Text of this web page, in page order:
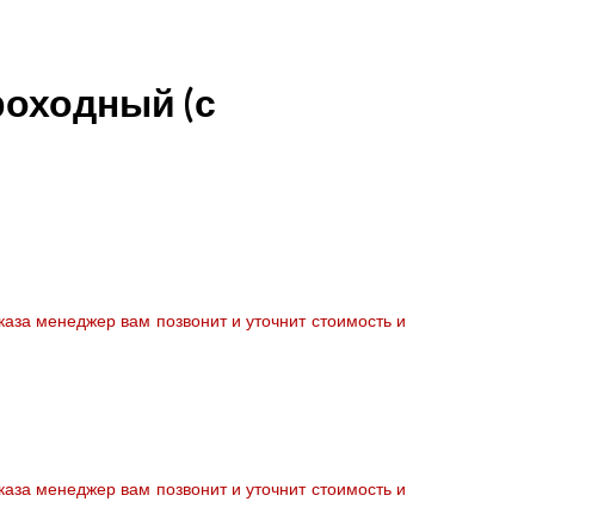
(с
менеджер вам позвонит и уточнит стоимость и
менеджер вам позвонит и уточнит стоимость и